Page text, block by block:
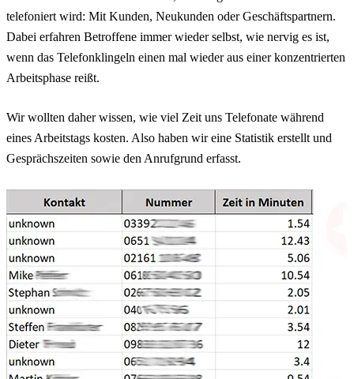
telefoniert wird: Mit Kunden, Neukunden oder Geschäftspartnern.
Dabei erfahren Betroffene immer wieder selbst, wie nervig es ist,
wenn das Telefonklingeln einen mal wieder aus einer konzentrierten
Arbeitsphase reißt.
Wir wollten daher wissen, wie viel Zeit uns Telefonate während
eines Arbeitstags kosten. Also haben wir eine Statistik erstellt und
Gesprächszeiten sowie den Anrufgrund erfasst.